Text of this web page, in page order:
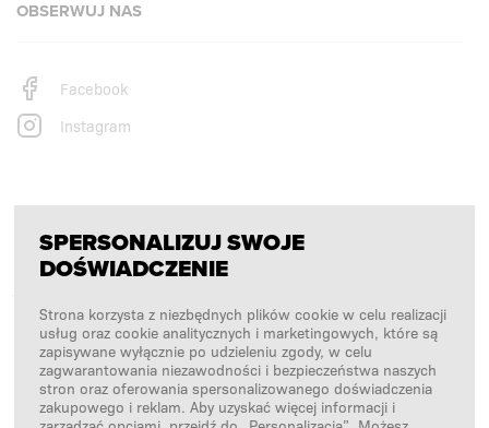
OBSERWUJ NAS
Facebook
Instagram
SPERSONALIZUJ SWOJE
DOŚWIADCZENIE
Strona korzysta z niezbędnych plików cookie w celu realizacji
usług oraz cookie analitycznych i marketingowych, które są
zapisywane wyłącznie po udzieleniu zgody, w celu
zagwarantowania niezawodności i bezpieczeństwa naszych
stron oraz oferowania spersonalizowanego doświadczenia
zakupowego i reklam. Aby uzyskać więcej informacji i